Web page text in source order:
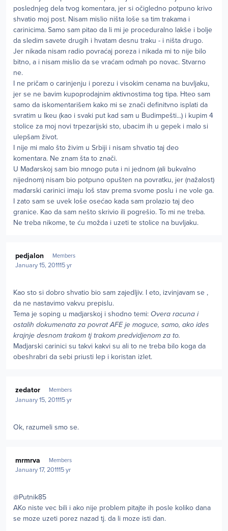
poslednjeg dela tvog komentara, jer si očigledno potpuno krivo
shvatio moj post. Nisam mislio ništa loše sa tim trakama i
carinicima. Samo sam pitao da li mi je proceduralno lakše i bolje
da sledim savete drugih i hvatam desnu traku - i ništa drugo.
Jer nikada nisam radio povraćaj poreza i nikada mi to nije bilo
bitno, a i nisam mislio da se vraćam odmah po novac. Stvarno
ne.
I ne pričam o carinjenju i porezu i visokim cenama na buvljaku,
jer se ne bavim kupoprodajnim aktivnostima tog tipa. Hteo sam
samo da iskomentarišem kako mi se znači definitvno isplati da
svratim u Ikeu (kao i svaki put kad sam u Budimpešti...) i kupim 4
stolice za moj novi trpezarijski sto, ubacim ih u gepek i malo si
ulepšam život.
I nije mi malo što živim u Srbiji i nisam shvatio taj deo
komentara. Ne znam šta to znači.
U Mađarskoj sam bio mnogo puta i ni jednom (ali bukvalno
nijednom) nisam bio potpuno opušten na povratku, jer (nažalost)
mađarski carinici imaju loš stav prema svome poslu i ne vole ga.
I zato sam se uvek loše osećao kada sam prolazio taj deo
granice. Kao da sam nešto skrivio ili pogrešio. To mi ne treba.
Ne treba nikome, te ću možda i uzeti te stolice na buvljaku.
pedjalon Members
January 15, 201115 yr
Kao sto si dobro shvatio bio sam zajedljiv. I eto, izvinjavam se ,
da ne nastavimo vakvu prepislu.
Tema je soping u madjarskoj i shodno temi: Overa racuna i
ostalih dokumenata za povrat AFE je moguce, samo, ako ides
krajnje desnom trakom tj trakom predvidjenom za to.
Madjarski carinici su takvi kakvi su ali to ne treba bilo koga da
obeshrabri da sebi priusti lep i koristan izlet.
zedator Members
January 15, 201115 yr
Ok, razumeli smo se.
mrmrva Members
January 17, 201115 yr
@Putnik85
AKo niste vec bili i ako nije problem pitajte ih posle koliko dana
se moze uzeti porez nazad tj. da li moze isti dan.